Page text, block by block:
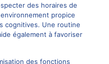
des horaires de
propice
cognitives. Une routine
également à favoriser
des fonctions